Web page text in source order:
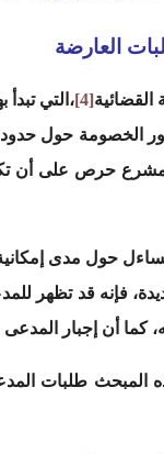
العارضة
القضائية[4]
،التي
الخصومة حول حدود
حرص على أن
حول مدى
فإنه قد تظهر
كما أن إجبار
المبحث طلبات